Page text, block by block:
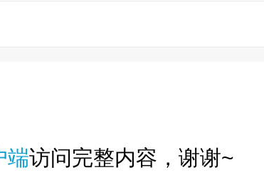
端访问完整内容，谢谢~